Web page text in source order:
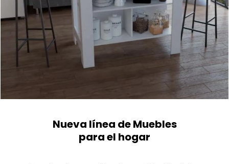
Nueva línea de Muebles
para el hogar